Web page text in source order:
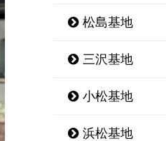
松島基地
三沢基地
小松基地
浜松基地